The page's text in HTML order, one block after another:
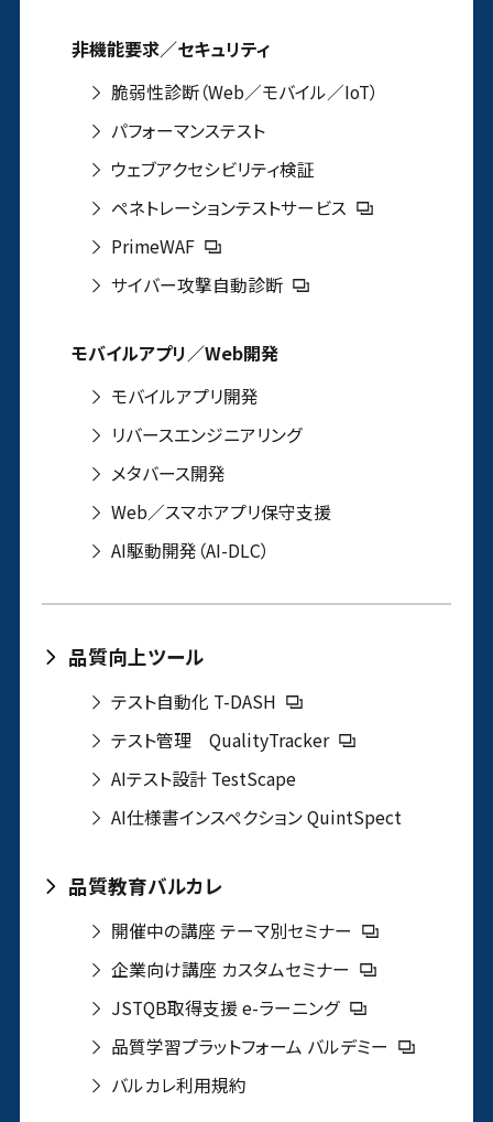
非機能要求／セキュリティ
脆弱性診断（Web／モバイル／IoT）
パフォーマンステスト
ウェブアクセシビリティ検証
ペネトレーションテストサービス
PrimeWAF
サイバー攻撃自動診断
モバイルアプリ／Web開発
モバイルアプリ開発
リバースエンジニアリング
メタバース開発
Web／スマホアプリ保守支援
AI駆動開発（AI-DLC）
品質向上ツール
テスト自動化 T-DASH
テスト管理 QualityTracker
AIテスト設計 TestScape
AI仕様書インスペクション QuintSpect
品質教育バルカレ
開催中の講座 テーマ別セミナー
企業向け講座 カスタムセミナー
JSTQB取得支援 e-ラーニング
品質学習プラットフォーム バルデミー
バルカレ利用規約